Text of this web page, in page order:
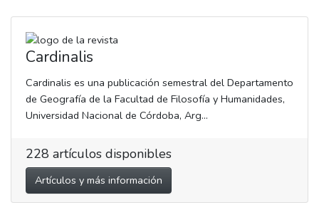
Cardinalis
Cardinalis es una publicación semestral del Departamento
de Geografía de la Facultad de Filosofía y Humanidades,
Universidad Nacional de Córdoba, Arg...
228 artículos disponibles
Artículos y más información